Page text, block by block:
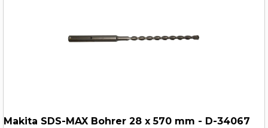
Makita SDS-MAX Bohrer 28 x 570 mm - D-34067